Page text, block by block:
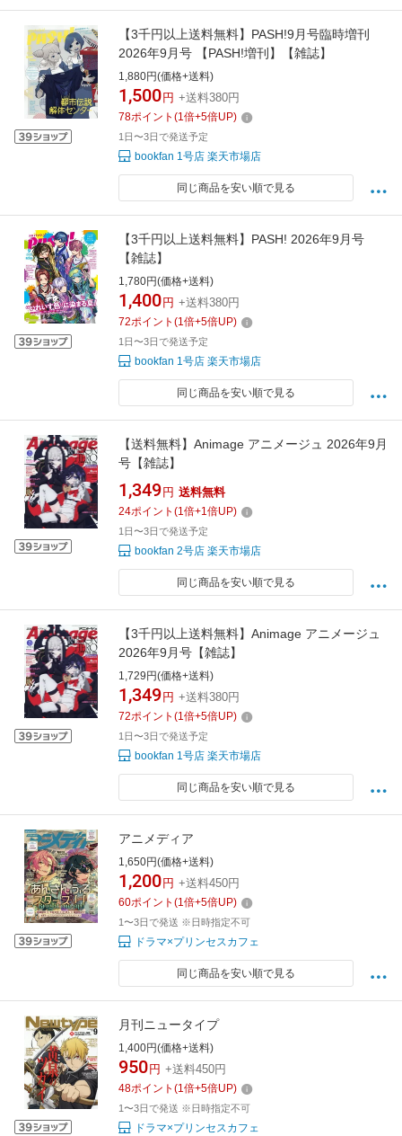
【3千円以上送料無料】PASH!9月号臨時増刊
2026年9月号 【PASH!増刊】【雑誌】
1,880円(価格+送料)
1,500 円 +送料380円
78ポイント (1倍+5倍UP)
1日〜3日で発送予定
bookfan 1号店 楽天市場店
同じ商品を安い順で見る
【3千円以上送料無料】PASH! 2026年9月号
【雑誌】
1,780円(価格+送料)
1,400 円 +送料380円
72ポイント (1倍+5倍UP)
1日〜3日で発送予定
bookfan 1号店 楽天市場店
同じ商品を安い順で見る
【送料無料】Animage アニメージュ 2026年9月
号【雑誌】
1,349 円 送料無料
24ポイント (1倍+1倍UP)
1日〜3日で発送予定
bookfan 2号店 楽天市場店
同じ商品を安い順で見る
【3千円以上送料無料】Animage アニメージュ
2026年9月号【雑誌】
1,729円(価格+送料)
1,349 円 +送料380円
72ポイント (1倍+5倍UP)
1日〜3日で発送予定
bookfan 1号店 楽天市場店
同じ商品を安い順で見る
アニメディア
1,650円(価格+送料)
1,200 円 +送料450円
60ポイント (1倍+5倍UP)
1〜3日で発送 ※日時指定不可
ドラマ×プリンセスカフェ
同じ商品を安い順で見る
月刊ニュータイプ
1,400円(価格+送料)
950 円 +送料450円
48ポイント (1倍+5倍UP)
1〜3日で発送 ※日時指定不可
ドラマ×プリンセスカフェ